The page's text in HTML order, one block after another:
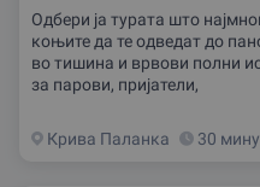
Одбери ја турата што
коњите да те одведат до
во тишина и врвови полни
за парови, пријатели,
Крива Паланка 30